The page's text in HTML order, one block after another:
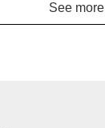
See more